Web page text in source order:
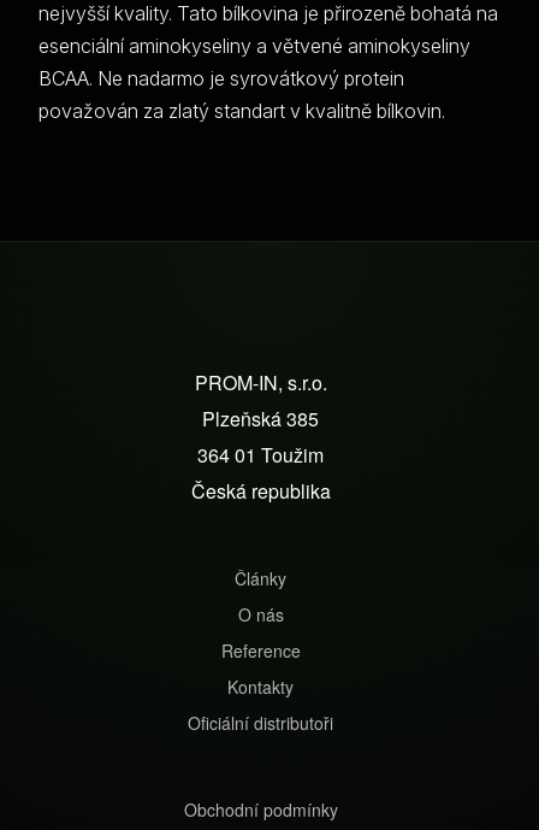
nejvyšší kvality. Tato bílkovina je přirozeně bohatá na
esenciální aminokyseliny a větvené aminokyseliny
BCAA. Ne nadarmo je syrovátkový protein
považován za zlatý standart v kvalitně bílkovin.
PROM-IN, s.r.o.
Plzeňská 385
364 01 Toužim
Česká republika
Články
O nás
Reference
Kontakty
Oficiální distributoři
Obchodní podmínky